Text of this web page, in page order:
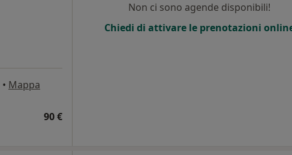
• Mappa
90 €
Non ci sono agende disponibili!
Chiedi di attivare le prenotazioni